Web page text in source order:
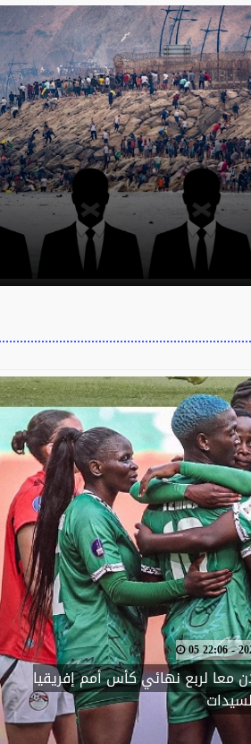
مكسيكي خلال بث مباشر